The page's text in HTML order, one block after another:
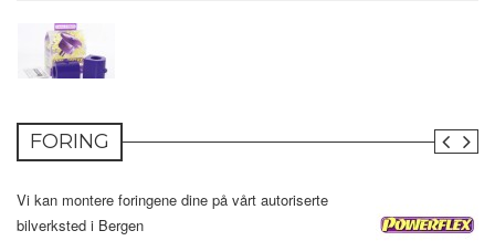
FORING
Vi kan montere foringene dine på vårt autoriserte
bilverksted i Bergen